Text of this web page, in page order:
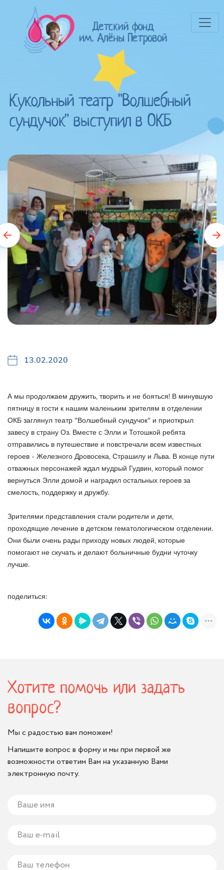
Кукольный театр "Волшебный
сундучок" выступил в ОКБ
13.02.2020
А мы продолжаем дружить, творить и не бояться! В минувшую
пятницу в гости к нашим маленьким зрителям в отделении
ОКБ заглянул театр "Волшебный сундучок" и приоткрыл
завесу в страну Оз. Вместе с Элли и Тотошкой ребята
отправились в путешествие и повстречали всем известных
героев - Железного Дровосека, Страшилу и Льва. В конце пути
отважных персонажей ждал мудрый Гудвин, который помог
вернуться Элли домой и наградил остальных героев за
смелость, поддержку и дружбу.
Зрителями представления стали родители и дети,
проходящие лечение в детском гематологическом отделении.
Они были очень рады приходу новых людей, которые
помогают не скучать и делают больничные будни чуточку
лучше.
поделиться:
Хотите помочь или задать
вопрос?
Мы с радостью вам поможем!
Напишите вопрос в форму и мы при первой же
возможности ответим Вам на указанную Вами
электронную почту.